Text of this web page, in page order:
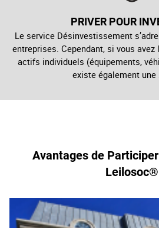
PRIVER POUR
Le service Désinvestissement
entreprises. Cependant, si vous avez
actifs individuels (équipements,
existe également une
Avantages de
Leilosoc®